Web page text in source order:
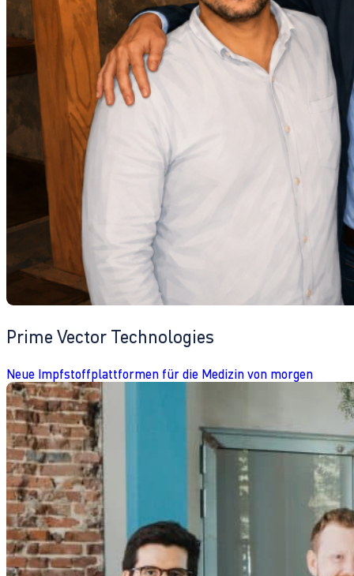
Prime Vector Technologies
Neue Impfstoffplattformen für die Medizin von morgen